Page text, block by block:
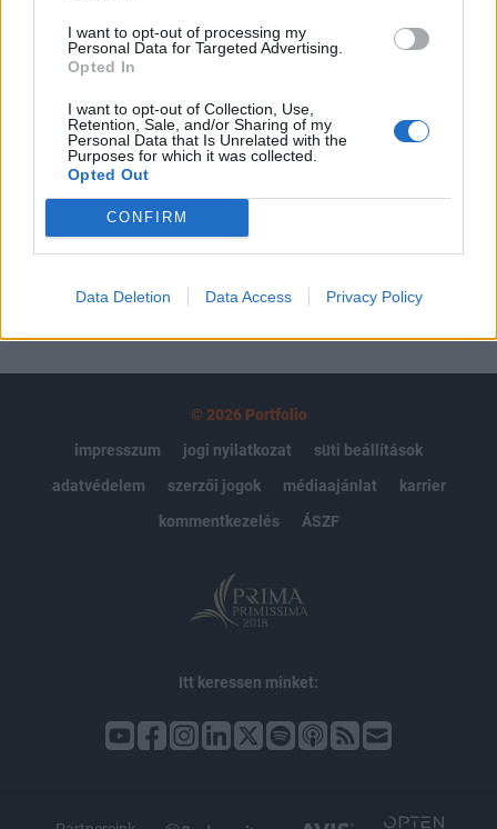
I want to opt-out of processing my
Personal Data for Targeted Advertising.
Opted In
I want to opt-out of Collection, Use,
Retention, Sale, and/or Sharing of my
Personal Data that Is Unrelated with the
Purposes for which it was collected.
Opted Out
CONFIRM
Data Deletion Data Access Privacy Policy
Portfolio.hu teljes cikkarchívum
Kötéslisták: BÉT elmúlt 2 év napon belüli
kötéslistái
Előfizetés
MÁR ELŐFIZETŐNK VAGY?
© 2026 Portfolio
impresszum
jogi nyilatkozat
süti beállítások
adatvédelem
szerzői jogok médiaajánlat
karrier
kommentkezelés
ÁSZF
Itt keressen minket: